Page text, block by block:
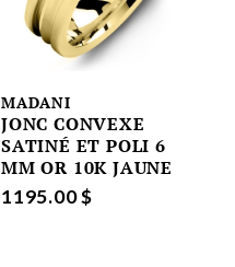
MADANI
JONC CONVEXE
SATINÉ ET POLI 6
MM OR 10K JAUNE
1195.00 $